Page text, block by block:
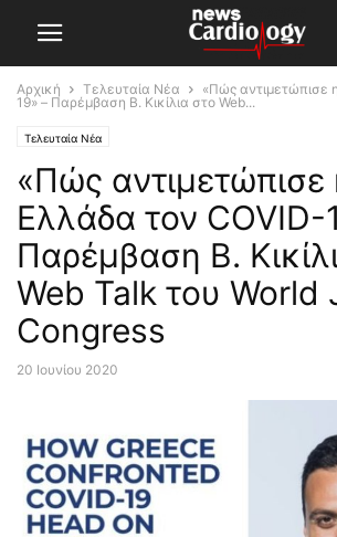
Αρχική Τελευταία Νέα
«Πώς αντιμετώπισε
19» – Παρέμβαση Β. Κικίλια στο Web...
Τελευταία Νέα
«Πώς αντιμετώπισε
Ελλάδα τον COVID-
Παρέμβαση Β.
Web Talk του World
Congress
20 Ιουνίου 2020